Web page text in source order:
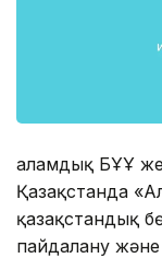
Ғаламдық БҰҰ
Қазақстанда
қазақстандық
пайдалану және